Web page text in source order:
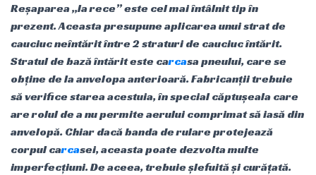
Reșaparea „la rece” este cel mai întâlnit tip în
prezent. Aceasta presupune aplicarea unui strat de
cauciuc neîntărit între 2 straturi de cauciuc întărit.
Stratul de bază întărit este carcasa pneului, care se
obține de la anvelopa anterioară. Fabricanții trebuie
să verifice starea acestuia, în special căptușeala care
are rolul de a nu permite aerului comprimat să iasă din
anvelopă. Chiar dacă banda de rulare protejează
corpul carcasei, aceasta poate dezvolta multe
imperfecțiuni. De aceea, trebuie șlefuită și curățată.